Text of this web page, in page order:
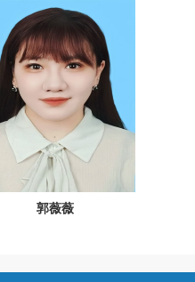
郭薇薇